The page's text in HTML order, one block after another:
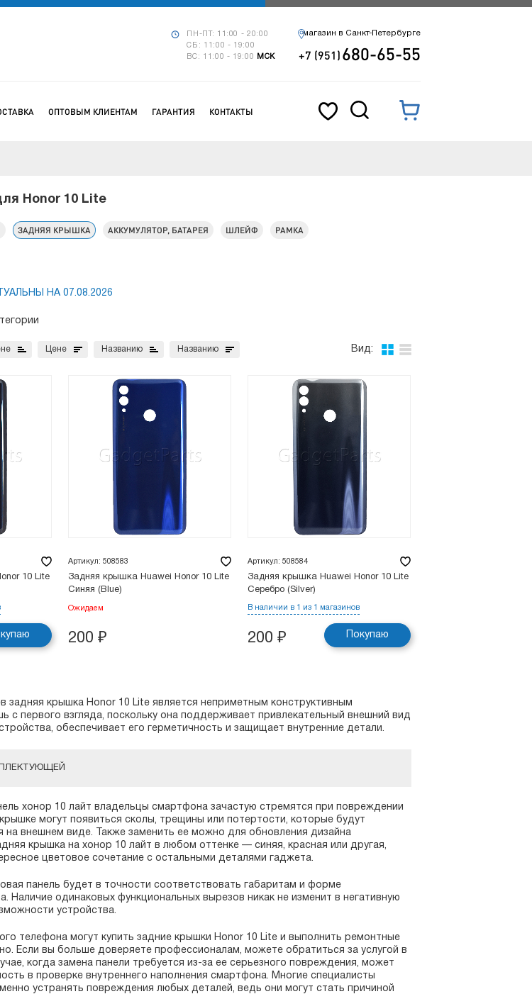
ПН-ПТ: 11:00 - 20:00
СБ: 11:00 - 19:00
ВС: 11:00 - 19:00
МСК
магазин в Санкт-Петербурге
+7 (951)680-65-55
ОПТОВЫМ КЛИЕНТАМ ГАРАНТИЯ КОНТАКТЫ
Honor 10 Lite
ЗАДНЯЯ КРЫШКА АККУМУЛЯТОР, БАТАРЕЯ ШЛЕЙФ РАМКА
НА 07.08.2026
Вид:
Цене Названию Названию
10 Lite
Артикул: 508583
Задняя крышка Huawei Honor 10 Lite
Синяя (Blue)
Ожидаем
200 ₽
Артикул: 508584
Задняя крышка Huawei Honor 10 Lite
Серебро (Silver)
В наличии в 1 из 1 магазинов
200 ₽ Покупаю
задняя крышка Honor 10 Lite является неприметным конструктивным
с первого взгляда, поскольку она поддерживает привлекательный внешний вид
обеспечивает его герметичность и защищает внутренние детали.
хонор 10 лайт владельцы смартфона зачастую стремятся при повреждении
могут появиться сколы, трещины или потертости, которые будут
на внешнем виде. Также заменить ее можно для обновления дизайна
крышка на хонор 10 лайт в любом оттенке — синяя, красная или другая,
цветовое сочетание с остальными деталями гаджета.
панель будет в точности соответствовать габаритам и форме
Наличие одинаковых функциональных вырезов никак не изменит в негативную
устройства.
телефона могут купить задние крышки Honor 10 Lite и выполнить ремонтные
Если вы больше доверяете профессионалам, можете обратиться за услугой в
когда замена панели требуется из-за ее серьезного повреждения, может
в проверке внутреннего наполнения смартфона. Многие специалисты
устранять повреждения любых деталей, ведь они могут стать причиной